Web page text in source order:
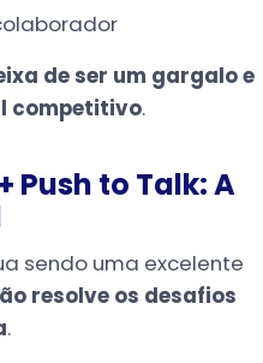
de ser um gargalo e
competitivo.
Push to Talk: A
sendo uma excelente
resolve os desafios
.